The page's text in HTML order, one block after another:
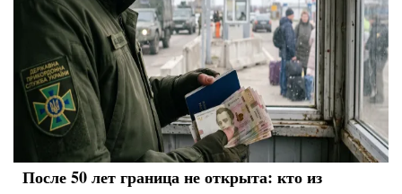
После 50 лет граница не открыта: кто из